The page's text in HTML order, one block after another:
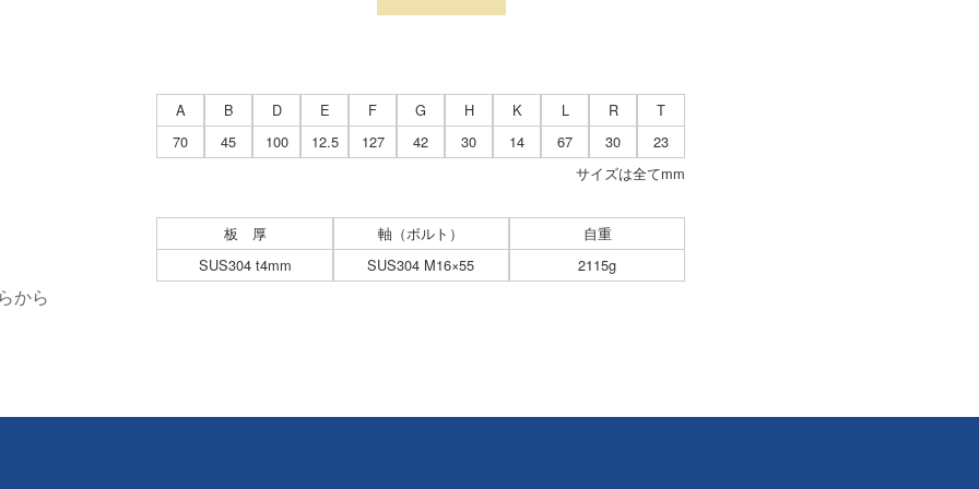
A
70
B
45
D
100
E
12.5
F
127
G
42
H
30
K
14
L
67
R
30
T
23
サイズは全てmm
板 厚
SUS304 t4mm
軸（ボルト）
SUS304 M16×55
自重
2115g
から